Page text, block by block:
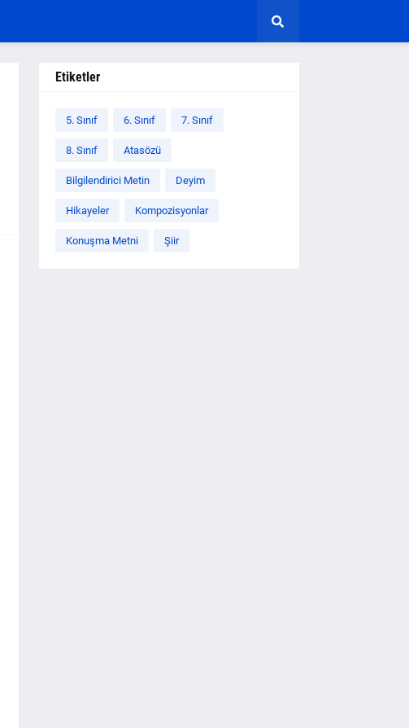
Etiketler
5. Sınıf 6. Sınıf 7. Sınıf
8. Sınıf Atasözü
Bilgilendirici Metin Deyim
Hikayeler Kompozisyonlar
Konuşma Metni Şiir